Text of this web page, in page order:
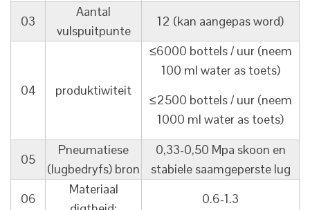
03
Aantal
vulspuitpunte
12 (kan aangepas word)
04 produktiwiteit
≤6000 bottels / uur (neem
100 ml water as toets)
≤2500 bottels / uur (neem
1000 ml water as toets)
05
Pneumatiese
(lugbedryfs) bron
0,33-0,50 Mpa skoon en
stabiele saamgeperste lug
06
Materiaal
0.6-1.3